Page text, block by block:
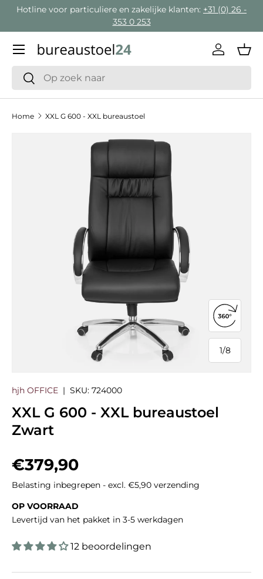
Hotline voor particuliere en zakelijke klanten: +31 (0) 26 -
353 0 253
Zoeken
Zoeken
Inloggen
Menu
Home XXL G 600 - XXL bureaustoel
Ga direct naar productinformatie
1/
van
8
360°-
hjh OFFICE | SKU: 724000
XXL G 600 - XXL bureaustoel
Zwart
Reguliere prijs
€379,90
Belasting inbegrepen - excl. €5,90 verzending
OP VOORRAAD
Levertijd van het pakket in 3-5 werkdagen
12 beoordelingen